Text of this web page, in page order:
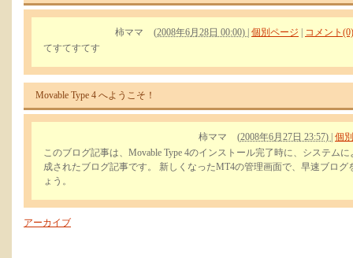
柿ママ (2008年6月28日 00:00) 個別ページ
コメント(0)
てすてすてす
Movable Type 4 へようこそ！
柿ママ (2008年6月27日 23:57) 個
このブログ記事は、Movable Type 4のインストール完了時に、システム
成されたブログ記事です。 新しくなったMT4の管理画面で、早速ブログ
ょう。
アーカイブ